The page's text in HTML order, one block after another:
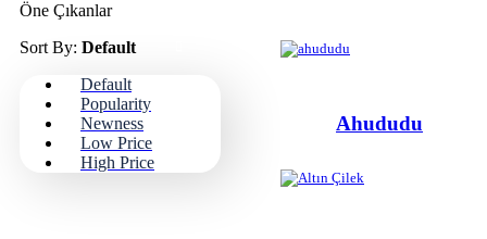
Öne Çıkanlar
Sort By: Default
Default
Popularity
Newness
Low Price
High Price
Ahududu